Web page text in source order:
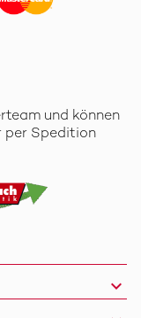
und können
per Spedition